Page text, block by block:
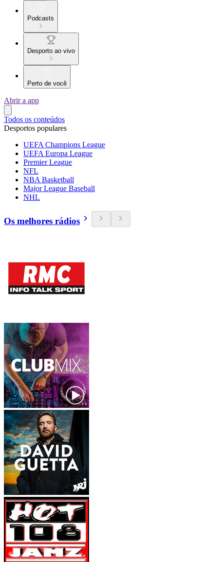
Podcasts
Desporto ao vivo
Perto de você
Abrir a app
Todos os conteúdos
Desportos populares
UEFA Champions League
UEFA Europa League
Premier League
NFL
NBA Basketball
Major League Baseball
NHL
Os melhores rádios